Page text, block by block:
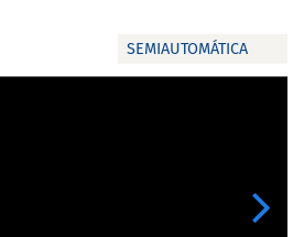
SEMIAUTOMÁTICA
Next